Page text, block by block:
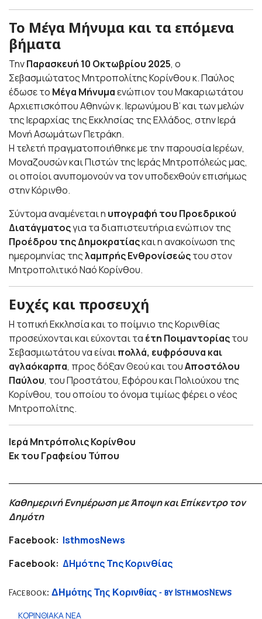
Το Μέγα Μήνυμα και τα επόμενα
βήματα
ΤηνΠαρασκευή 10 Οκτωβρίου 2025, ο
Σεβασμιώτατος Μητροπολίτης Κορίνθου κ. Παύλος
έδωσε το Μέγα Μήνυμαενώπιον του Μακαριωτάτου
Αρχιεπισκόπου Αθηνών κ. Ιερωνύμου Β’ και των μελών
της Ιεραρχίας της Εκκλησίας της Ελλάδος, στην Ιερά
Μονή Ασωμάτων Πετράκη.
Η τελετή πραγματοποιήθηκε με την παρουσία Ιερέων,
Μοναζουσών και Πιστών της Ιεράς Μητροπόλεώς μας,
οι οποίοι ανυπομονούν να τον υποδεχθούν επισήμως
στην Κόρινθο.
Σύντομα αναμένεται η υπογραφή του Προεδρικού
Διατάγματοςγια τα διαπιστευτήρια ενώπιον της
Προέδρου της Δημοκρατίαςκαι η ανακοίνωση της
ημερομηνίας τηςλαμπρής Ενθρονίσεώςτου στον
Μητροπολιτικό Ναό Κορίνθου.
Ευχές και προσευχή
Η τοπική Εκκλησία και το ποίμνιο της Κορινθίας
προσεύχονται και εύχονται τα έτη Ποιμαντορίαςτου
Σεβασμιωτάτου να είναιπολλά, ευφρόσυνα και
αγλαόκαρπα, προς δόξαν Θεού και τουΑποστόλου
Παύλου, του Προστάτου, Εφόρου και Πολιούχου της
Κορίνθου, του οποίου το όνομα τιμίως φέρει ο νέος
Μητροπολίτης.
Ιερά Μητρόπολις Κορίνθου
Εκ του Γραφείου Τύπου
Καθημερινή Ενημέρωση με Άποψη και Επίκεντρο τον
Δημότη
Facebook: IsthmosNews
Facebook: ΔΗμότης Της Κορινθίας
Facebook: ΔΗμότης Της Κορινθίας - by IsthmosNews
ΚΟΡΙΝΘΙΑΚΑ ΝΕΑ